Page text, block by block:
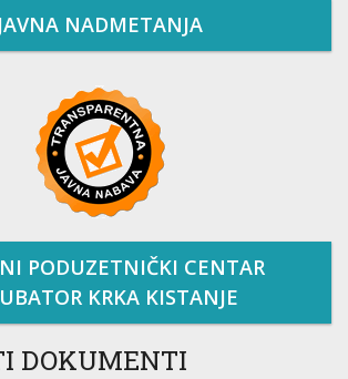
JAVNA NADMETANJA
PODUZETNIČKI CENTAR
KRKA KISTANJE
DOKUMENTI